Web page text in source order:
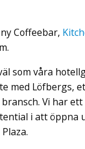
Coffeebar,
som våra
med Löfbergs,
Vi har
i att öppna